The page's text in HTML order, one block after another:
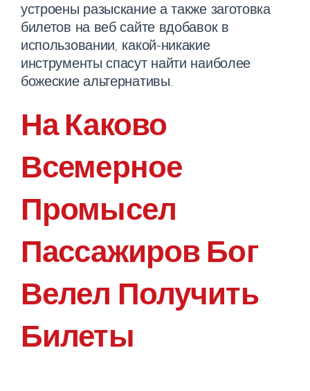
устроены разыскание а также заготовка
билетов на веб сайте вдобавок в
использовании, какой-никакие
инструменты спасут найти наиболее
божеские альтернативы.
На Каково
Всемерное
Промысел
Пассажиров Бог
Велел Получить
Билеты